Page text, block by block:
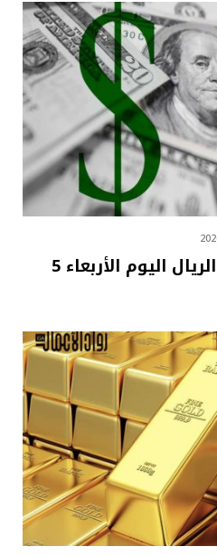
أسعار العملات مقابل الريال اليوم الأربعاء 5